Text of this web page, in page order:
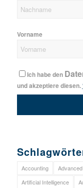
Vorname
Ich habe den
und akzeptiere diesen.
Accounting
Artificial Intelligence